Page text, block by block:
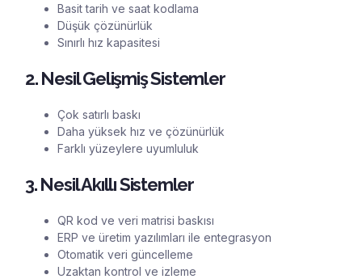
Basit tarih ve saat kodlama
Düşük çözünürlük
Sınırlı hız kapasitesi
2. Nesil Gelişmiş Sistemler
Çok satırlı baskı
Daha yüksek hız ve çözünürlük
Farklı yüzeylere uyumluluk
3. Nesil Akıllı Sistemler
QR kod ve veri matrisi baskısı
ERP ve üretim yazılımları ile entegrasyon
Otomatik veri güncelleme
Uzaktan kontrol ve izleme